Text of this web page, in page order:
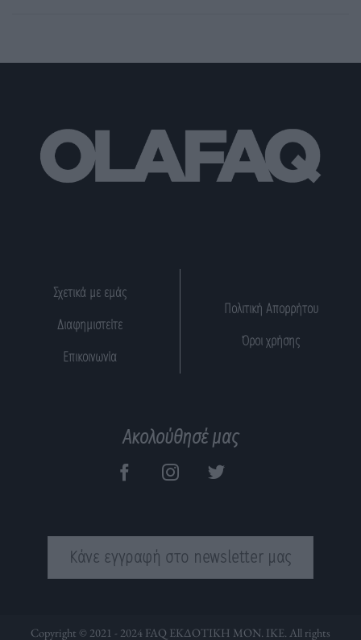
Σχετικά με εμάς
Διαφημιστείτε
Επικοινωνία
Πολιτική Απορρήτου
Όροι χρήσης
Ακολούθησέ μας
Κάνε εγγραφή στο newsletter μας
Copyright © 2021 - 2024 FAQ ΕΚΔΟΤΙΚΗ ΜΟΝ. ΙΚΕ. All rights